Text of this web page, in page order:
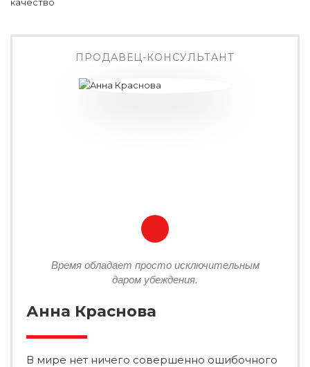
ПРОДАВЕЦ-КОНСУЛЬТАНТ
Время обладает просто исключительным
даром убеждения.
Анна Краснова
В мире нет ничего совершенно ошибочного